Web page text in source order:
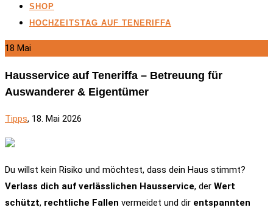
SHOP
HOCHZEITSTAG AUF TENERIFFA
18 Mai
Hausservice auf Teneriffa – Betreuung für
Auswanderer & Eigentümer
Tipps, 18. Mai 2026
Du willst kein Risiko und möchtest, dass dein Haus stimmt?
Verlass dich auf verlässlichen Hausservice, der Wert
schützt, rechtliche Fallen vermeidet und dir entspannten